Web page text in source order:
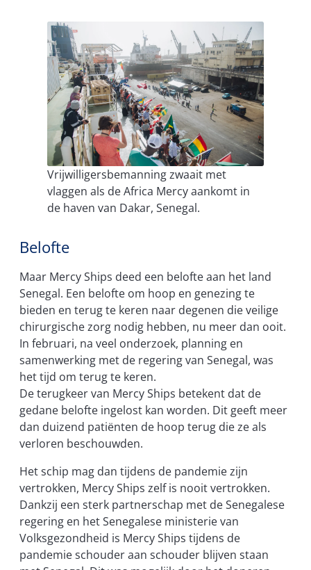
Vrijwilligersbemanning zwaait met
vlaggen als de Africa Mercy aankomt in
de haven van Dakar, Senegal.
Belofte
Maar Mercy Ships deed een belofte aan het land
Senegal. Een belofte om hoop en genezing te
bieden en terug te keren naar degenen die veilige
chirurgische zorg nodig hebben, nu meer dan ooit.
In februari, na veel onderzoek, planning en
samenwerking met de regering van Senegal, was
het tijd om terug te keren.
De terugkeer van Mercy Ships betekent dat de
gedane belofte ingelost kan worden. Dit geeft meer
dan duizend patiënten de hoop terug die ze als
verloren beschouwden.
Het schip mag dan tijdens de pandemie zijn
vertrokken, Mercy Ships zelf is nooit vertrokken.
Dankzij een sterk partnerschap met de Senegalese
regering en het Senegalese ministerie van
Volksgezondheid is Mercy Ships tijdens de
pandemie schouder aan schouder blijven staan